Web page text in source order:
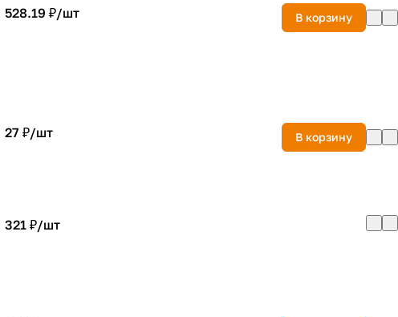
528.19 ₽/шт В корзину
27 ₽/шт В корзину
321 ₽/шт